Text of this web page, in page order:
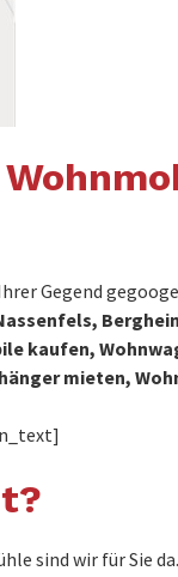
Gegend
kaufen,
mieten,
sind wir für Sie da.